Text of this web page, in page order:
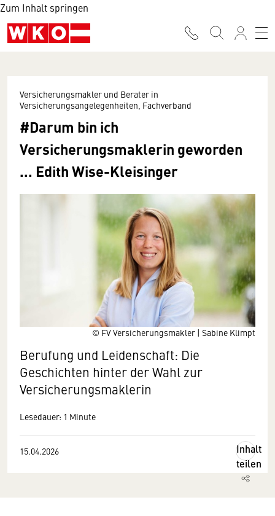
Zum Inhalt springen
© FV Versicherungsmakler | Sabine Klimpt
Versicherungsmakler und Berater in
Versicherungsangelegenheiten, Fachverband
#Darum bin ich
Versicherungsmaklerin geworden
... Edith Wise-Kleisinger
Berufung und Leidenschaft: Die
Geschichten hinter der Wahl zur
Versicherungsmaklerin
Lesedauer: 1 Minute
15.04.2026
Inhalt
teilen